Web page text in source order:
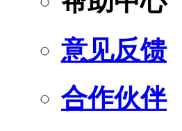
意见反馈
合作伙伴